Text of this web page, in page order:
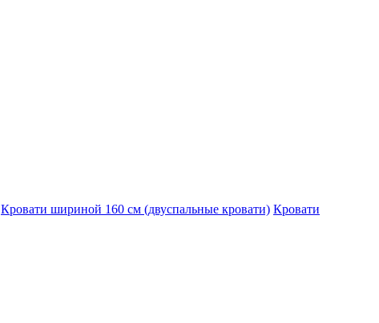
Кровати шириной 160 см (двуспальные кровати) Кровати